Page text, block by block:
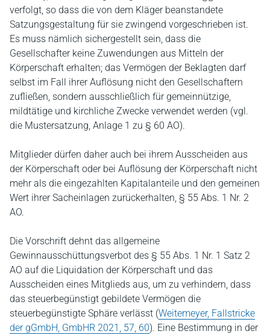
verfolgt, so dass die von dem Kläger beanstandete
Satzungsgestaltung für sie zwingend vorgeschrieben ist.
Es muss nämlich sichergestellt sein, dass die
Gesellschafter keine Zuwendungen aus Mitteln der
Körperschaft erhalten; das Vermögen der Beklagten darf
selbst im Fall ihrer Auflösung nicht den Gesellschaftern
zufließen, sondern ausschließlich für gemeinnützige,
mildtätige und kirchliche Zwecke verwendet werden (vgl.
die Mustersatzung, Anlage 1 zu § 60 AO).
Mitglieder dürfen daher auch bei ihrem Ausscheiden aus
der Körperschaft oder bei Auflösung der Körperschaft nicht
mehr als die eingezahlten Kapitalanteile und den gemeinen
Wert ihrer Sacheinlagen zurückerhalten, § 55 Abs. 1 Nr. 2
AO.
Die Vorschrift dehnt das allgemeine
Gewinnausschüttungsverbot des § 55 Abs. 1 Nr. 1 Satz 2
AO auf die Liquidation der Körperschaft und das
Ausscheiden eines Mitglieds aus, um zu verhindern, dass
das steuerbegünstigt gebildete Vermögen die
steuerbegünstigte Sphäre verlässt (Weitemeyer, Fallstricke
der gGmbH, GmbHR 2021, 57, 60). Eine Bestimmung in der